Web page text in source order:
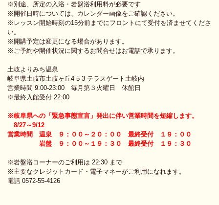
※別途、所定の入浴・岩盤浴利用料が必要です
※開催日時については、カレンダー画像をご確認ください。
※レッスン開始時刻の15分前までにフロントにて受付を済ませてくださ
い。
※開講予定は変更になる場合があります。
※ご予約や開催状況に関するお問合せはお電話で承ります。
土岐よりみち温泉
岐阜県土岐市土岐ヶ丘4-5-3 テラスゲート土岐内
営業時間 9:00-23:00 毎月第３火曜日 休館日
※最終入館受付 22:00
※岐阜県への「緊急事態宣言」発出に伴い営業時間を短縮します。
8/27～9/12
営業時間 温泉 ９：００～２０：００ 最終受付 １９：００
岩盤 ９：００～１９：３０ 最終受付 １９：３０
※岩盤浴コーナーのご利用は 22:30 まで
※主要なクレジットカード・電子マネーがご利用になれます。
電話 0572-55-4126